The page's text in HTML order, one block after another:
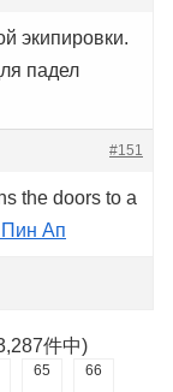
экипировки.
падел
#151
the doors to a
Пин Ап
件中)
65 66